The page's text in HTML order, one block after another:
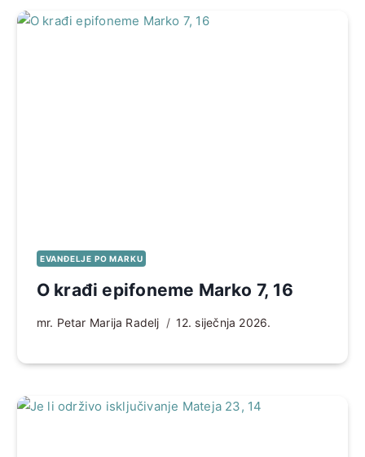
EVANĐELJE PO MARKU
O krađi epifoneme Marko 7, 16
mr. Petar Marija Radelj 12. siječnja 2026.